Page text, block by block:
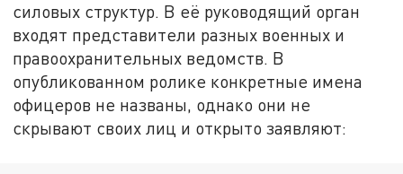
силовых структур. В её руководящий орган
входят представители разных военных и
правоохранительных ведомств. В
опубликованном ролике конкретные имена
офицеров не названы, однако они не
скрывают своих лиц и открыто заявляют: